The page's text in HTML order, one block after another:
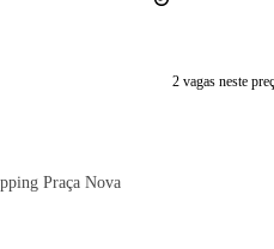
2 vagas neste
Praça Nova